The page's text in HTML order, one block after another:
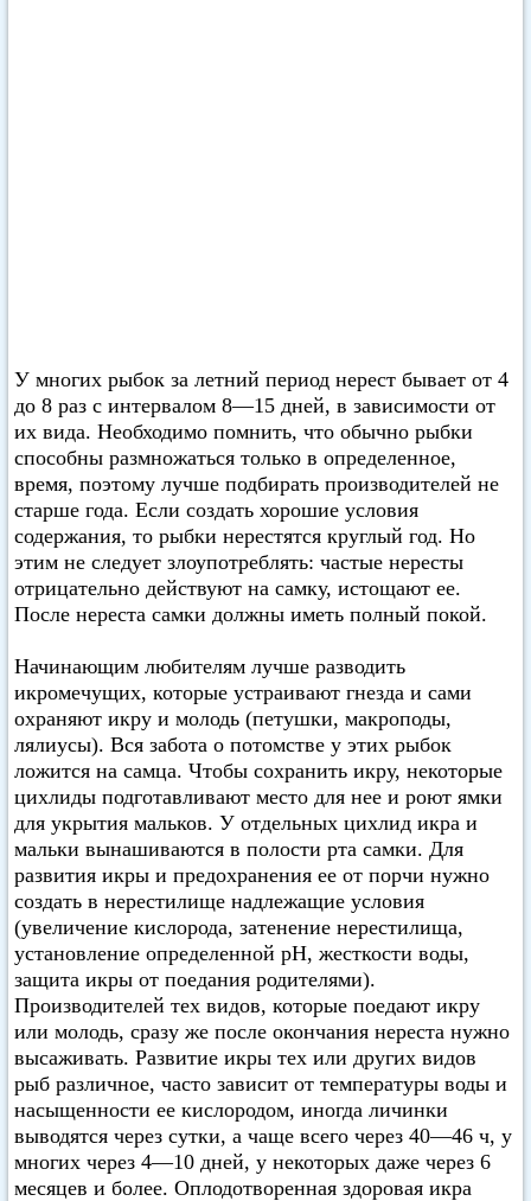
У многих рыбок за летний период нерест бывает от 4
до 8 раз с интервалом 8—15 дней, в зависимости от
их вида. Необходимо помнить, что обычно рыбки
способны размножаться только в определенное,
время, поэтому лучше подбирать производителей не
старше года. Если создать хорошие условия
содержания, то рыбки нерестятся круглый год. Но
этим не следует злоупотреблять: частые нересты
отрицательно действуют на самку, истощают ее.
После нереста самки должны иметь полный покой.
Начинающим любителям лучше разводить
икромечущих, которые устраивают гнезда и сами
охраняют икру и молодь (петушки, макроподы,
лялиусы). Вся забота о потомстве у этих рыбок
ложится на самца. Чтобы сохранить икру, некоторые
цихлиды подготавливают место для нее и роют ямки
для укрытия мальков. У отдельных цихлид икра и
мальки вынашиваются в полости рта самки. Для
развития икры и предохранения ее от порчи нужно
создать в нерестилище надлежащие условия
(увеличение кислорода, затенение нерестилища,
установление определенной pH, жесткости воды,
защита икры от поедания родителями).
Производителей тех видов, которые поедают икру
или молодь, сразу же после окончания нереста нужно
высаживать. Развитие икры тех или других видов
рыб различное, часто зависит от температуры воды и
насыщенности ее кислородом, иногда личинки
выводятся через сутки, а чаще всего через 40—46 ч, у
многих через 4—10 дней, у некоторых даже через 6
месяцев и более. Оплодотворенная здоровая икра